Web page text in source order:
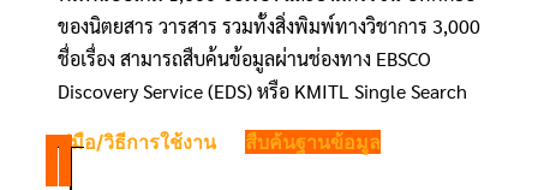
ของนิตยสาร วารสาร รวมทั้งสิ่งพิมพ์ทางวิชาการ 3,000
ชื่อเรื่อง สามารถสืบค้นข้อมูลผ่านช่องทาง EBSCO
Discovery Service (EDS) หรือ KMITL Single Search
คู่มือ/วิธีการใช้งาน สืบค้นฐานข้อมูล